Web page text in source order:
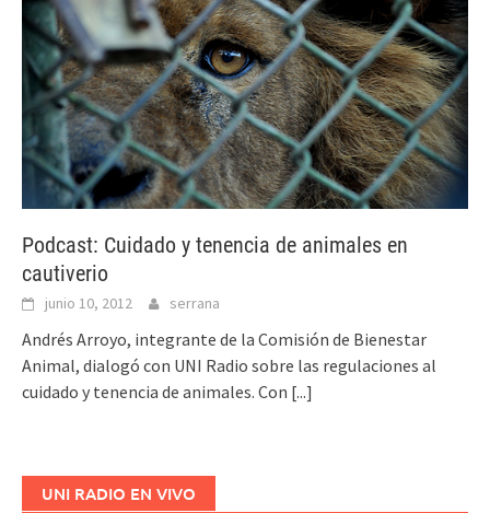
Podcast: Cuidado y tenencia de animales en
cautiverio
junio 10, 2012 serrana
Andrés Arroyo, integrante de la Comisión de Bienestar
Animal, dialogó con UNI Radio sobre las regulaciones al
cuidado y tenencia de animales. Con [...]
UNI RADIO EN VIVO